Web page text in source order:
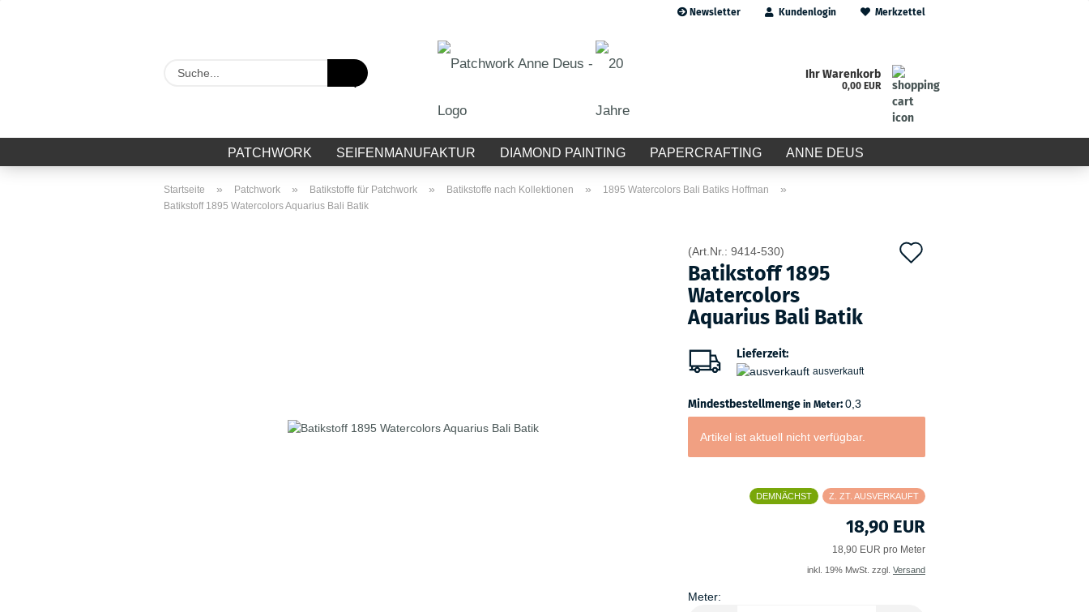
Newsletter Kundenlogin
Passwort
Passwort vergessen?
Merkzettel
Suche...
Ihr Warenkorb
0,00 EUR
PATCHWORK SEIFENMANUFAKTUR DIAMOND PAINTING PAPERCRAFTING ANNE DEUS
Startseite » Patchwork » Batikstoffe für Patchwork » Batikstoffe nach Kollektionen » 1895 Watercolors Bali Batiks Hoffman »
Batikstoff 1895 Watercolors Aquarius Bali Batik
(Art.Nr.: 9414-530)
Batikstoff 1895
Watercolors
Aquarius Bali Batik
Lieferzeit:
ausverkauft
Mindestbestellmenge in Meter:0,3
Artikel ist aktuell nicht verfügbar.
DEMNÄCHST Z. ZT. AUSVERKAUFT
18,90 EUR
18,90 EUR pro Meter
inkl. 19% MwSt. zzgl. Versand
Meter: